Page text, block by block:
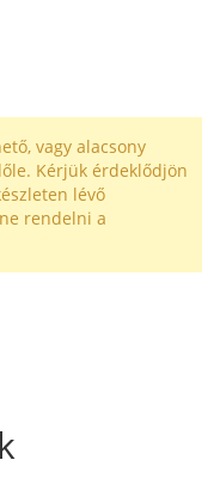
vagy alacsony
Kérjük érdeklődjön
lévő
rendelni a